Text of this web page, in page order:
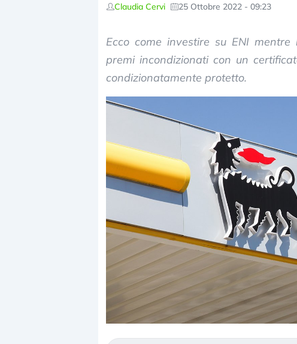
Claudia Cervi 25 Ottobre 2022 - 09:23
Ecco come investire su ENI
premi incondizionati con un
condizionatamente protetto.
Dalle valutazioni estreme
correzione. Cosa sta
repricing degli asset?
mostrando segni di